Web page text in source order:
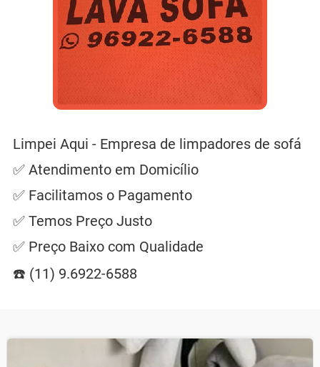
Limpei Aqui - Empresa de limpadores de sofá
✅ Atendimento em Domicílio
✅ Facilitamos o Pagamento
✅ Temos Preço Justo
✅ Preço Baixo com Qualidade
☎️ (11) 9.6922-6588